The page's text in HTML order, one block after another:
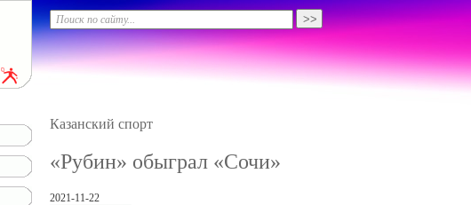
Казанский спорт
«Рубин» обыграл «Сочи»
2021-11-22